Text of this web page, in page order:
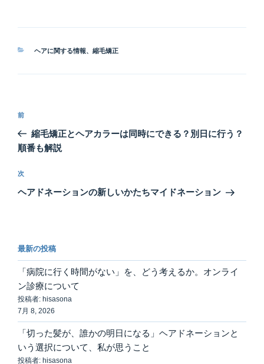
カ
ヘアに関する情報、 縮毛矯正
投
ナ
ゲ
ー
前
の
投
前
縮毛矯正とヘアカラーは同時にできる？別日に行う？
順番も解説
次
の
次
ヘアドネーションの新しいかたちマイドネーション
最新の投稿
「病院に行く時間がない」を、どう考えるか。オンライ
ン診療について
投稿者: hisasona
7月 8, 2026
「切った髪が、誰かの明日になる」ヘアドネーションと
いう選択について、私が思うこと
投稿者: hisasona